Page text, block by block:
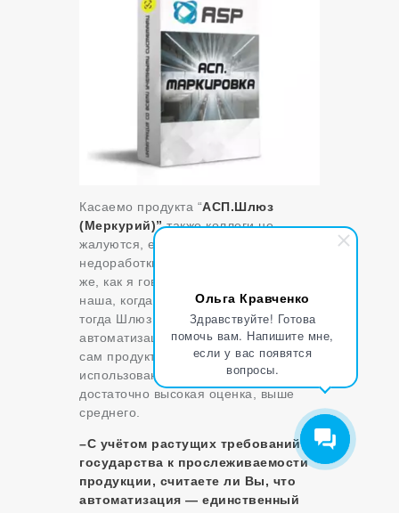
Ольга Кравченко
Здравствуйте! Готова
помочь вам. Напишите мне,
если у вас появятся
вопросы.
Касаемо продукта “АСП.Шлюз
(Меркурий)”также коллеги не
жалуются, есть конечно некоторые
недоработки и неудобства, но опять
же, как я говорил выше это проблема
наша, когда мы ее у себя решим,
тогда Шлюз очень сильно поможет в
автоматизации. Поэтому оцениваю
сам продукт и удобство его
использования на 7 баллов. Это
достаточно высокая оценка, выше
среднего.
–С учётом растущих требований
государства к прослеживаемости
продукции, считаете ли Вы, что
автоматизация — единственный